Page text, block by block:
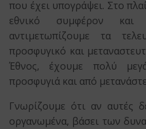
που έχει υπογράψει. Στο
εθνικό συμφέρον και
αντιμετωπίζουμε τα
προσφυγικό και
Έθνος, έχουμε πολύ
προσφυγιά και από
Γνωρίζουμε ότι αν αυτές
οργανωμένα, βάσει των